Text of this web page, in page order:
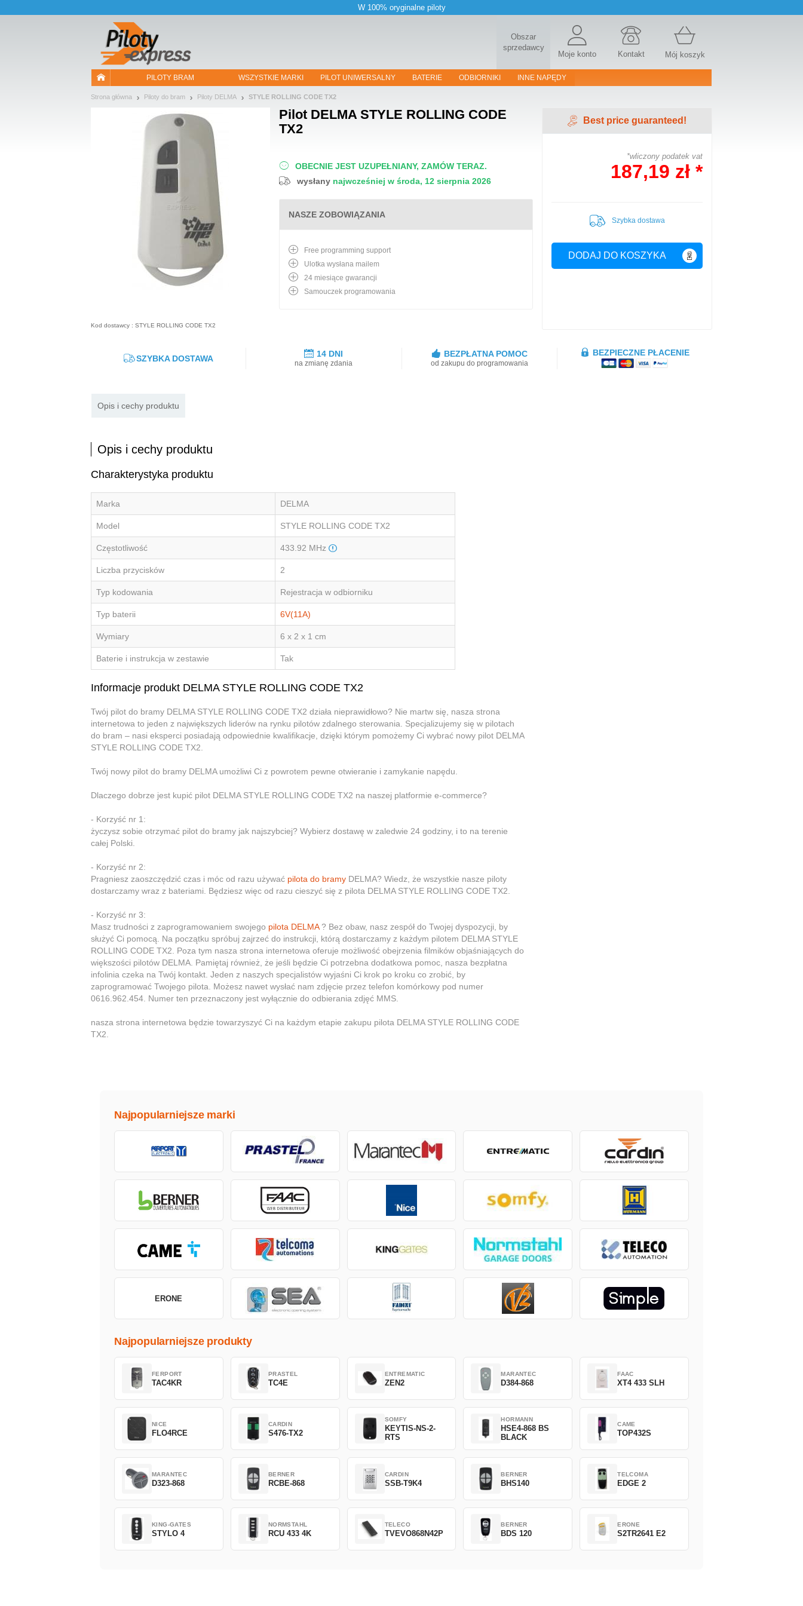
W 100% oryginalne piloty
Obszar
sprzedawcy
Moje konto Kontakt Mój koszyk
PILOTY BRAM WSZYSTKIE MARKI PILOT UNIWERSALNY BATERIE ODBIORNIKI INNE NAPĘDY
Strona główna Piloty do bram Piloty DELMA STYLE ROLLING CODE TX2
Pilot DELMA STYLE ROLLING CODE
TX2
OBECNIE JEST UZUPEŁNIANY, ZAMÓW TERAZ.
wysłany najwcześniej w środa, 12 sierpnia 2026
Best price guaranteed!
*wliczony podatek vat
187,19 zł *
DODAJ DO KOSZYKA
Szybka dostawa
Kod dostawcy : STYLE ROLLING CODE TX2
NASZE ZOBOWIĄZANIA
Free programming support
Ulotka wysłana mailem
24 miesiące gwarancji
Samouczek programowania
SZYBKA DOSTAWA 14 DNI
na zmianę zdania
BEZPŁATNA POMOC
od zakupu do programowania
BEZPIECZNE PŁACENIE
Opis i cechy produktu
Opis i cechy produktu
Charakterystyka produktu
Marka DELMA
Model STYLE ROLLING CODE TX2
Częstotliwość 433.92 MHz
Liczba przycisków 2
Typ kodowania Rejestracja w odbiorniku
Typ baterii 6V(11A)
Wymiary 6 x 2 x 1 cm
Baterie i instrukcja w zestawie Tak
Informacje produkt DELMA STYLE ROLLING CODE TX2
Twój pilot do bramy DELMA STYLE ROLLING CODE TX2 działa nieprawidłowo? Nie martw się, nasza strona
internetowa to jeden z największych liderów na rynku pilotów zdalnego sterowania. Specjalizujemy się w pilotach
do bram – nasi eksperci posiadają odpowiednie kwalifikacje, dzięki którym pomożemy Ci wybrać nowy pilot DELMA
STYLE ROLLING CODE TX2.
Twój nowy pilot do bramy DELMA umożliwi Ci z powrotem pewne otwieranie i zamykanie napędu.
Dlaczego dobrze jest kupić pilot DELMA STYLE ROLLING CODE TX2 na naszej platformie e-commerce?
- Korzyść nr 1:
życzysz sobie otrzymać pilot do bramy jak najszybciej? Wybierz dostawę w zaledwie 24 godziny, i to na terenie
całej Polski.
- Korzyść nr 2:
Pragniesz zaoszczędzić czas i móc od razu używać pilota do bramy DELMA? Wiedz, że wszystkie nasze piloty
dostarczamy wraz z bateriami. Będziesz więc od razu cieszyć się z pilota DELMA STYLE ROLLING CODE TX2.
- Korzyść nr 3:
Masz trudności z zaprogramowaniem swojego pilota DELMA? Bez obaw, nasz zespół do Twojej dyspozycji, by
służyć Ci pomocą. Na początku spróbuj zajrzeć do instrukcji, którą dostarczamy z każdym pilotem DELMA STYLE
ROLLING CODE TX2. Poza tym nasza strona internetowa oferuje możliwość obejrzenia filmików objaśniających do
większości pilotów DELMA. Pamiętaj również, że jeśli będzie Ci potrzebna dodatkowa pomoc, nasza bezpłatna
infolinia czeka na Twój kontakt. Jeden z naszych specjalistów wyjaśni Ci krok po kroku co zrobić, by
zaprogramować Twojego pilota. Możesz nawet wysłać nam zdjęcie przez telefon komórkowy pod numer
0616.962.454. Numer ten przeznaczony jest wyłącznie do odbierania zdjęć MMS.
nasza strona internetowa będzie towarzyszyć Ci na każdym etapie zakupu pilota DELMA STYLE ROLLING CODE
TX2.
Najpopularniejsze marki
ERONE
Najpopularniejsze produkty
FERPORT
TAC4KR
PRASTEL
TC4E
ENTREMATIC
ZEN2
MARANTEC
D384-868
FAAC
XT4 433 SLH
NICE
FLO4RCE
CARDIN
S476-TX2
SOMFY
KEYTIS-NS-2-
RTS
HORMANN
HSE4-868 BS
BLACK
CAME
TOP432S
MARANTEC
D323-868
BERNER
RCBE-868
CARDIN
SSB-T9K4
BERNER
BHS140
TELCOMA
EDGE 2
KING-GATES
STYLO 4
NORMSTAHL
RCU 433 4K
TELECO
TVEVO868N42P
BERNER
BDS 120
ERONE
S2TR2641 E2